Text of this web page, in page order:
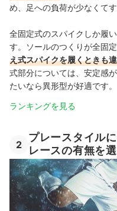
め、足への負荷が少なくてす
全固定式のスパイクしか履
す。ソールのつくりが全固
え式スパイクを履くときも
式部分については、安定感
たいなら異形型が好適です。
ランキングを見る
2
プレースタイル
レースの有無を